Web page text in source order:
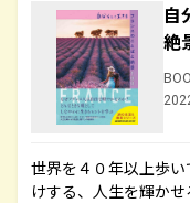
自
絶
世界を４０年以上歩
けする、人生を輝か